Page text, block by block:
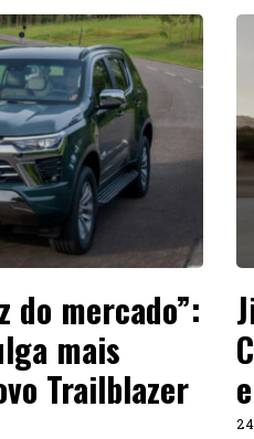
do mercado”:
mais
Trailblazer